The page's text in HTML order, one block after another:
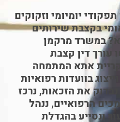
יומיומי וזקוקים
בקצבת שירותים
במשרד מרקמן
עורך דין קצבת
אתא המתמחה
בוועדות רפואיות
נבדוק את הזכאות, נרכז
הרפואיים, ננהל
ונסייע בהגדלת